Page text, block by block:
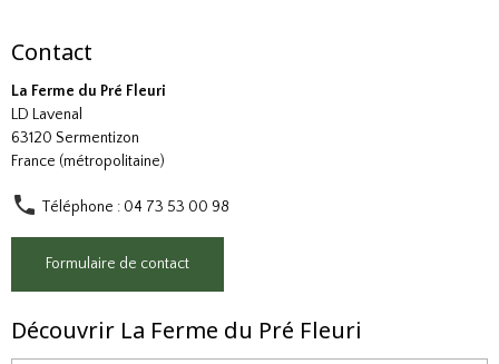
Contact
La Ferme du Pré Fleuri
LD Lavenal
63120 Sermentizon
France (métropolitaine)
Téléphone : 04 73 53 00 98
Formulaire de contact
Découvrir La Ferme du Pré Fleuri